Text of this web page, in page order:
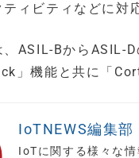
ィビティなどに対
、ASIL-BからASIL-
」機能と共に「
IoTNEWS編集部
IoTに関する様々な情